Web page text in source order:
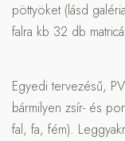
pöttyöket (lásd
falra kb 32 db
Egyedi tervezésű,
bármilyen zsír- és
fal, fa, fém).